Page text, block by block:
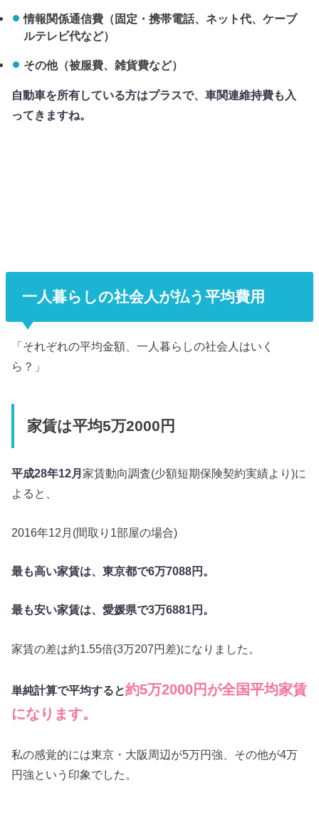
情報関係通信費（固定・携帯電話、ネット代、ケーブ
ルテレビ代など）
その他（被服費、雑貨費など）
自動車を所有している方はプラスで、車関連維持費も入
ってきますね。
一人暮らしの社会人が払う平均費用
「それぞれの平均金額、一人暮らしの社会人はいく
ら？」
家賃は平均5万2000円
平成28年12月家賃動向調査(少額短期保険契約実績より)に
よると、
2016年12月(間取り1部屋の場合)
最も高い家賃は、東京都で6万7088円。
最も安い家賃は、愛媛県で3万6881円。
家賃の差は約1.55倍(3万207円差)になりました。
単純計算で平均すると約5万2000円が全国平均家賃
になります。
私の感覚的には東京・大阪周辺が5万円強、その他が4万
円強という印象でした。